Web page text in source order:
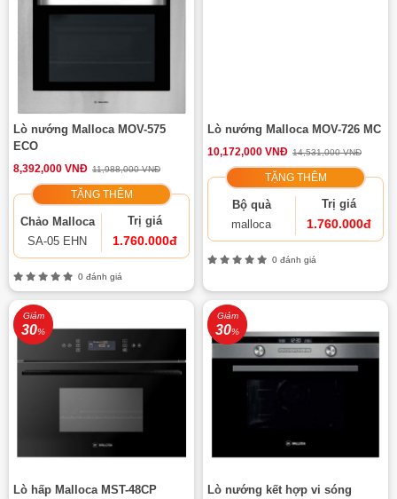
Lò nướng Malloca MOV-575
ECO
8,392,000 VNĐ 11,988,000 VNĐ
TẶNG THÊM
Chảo Malloca
SA-05 EHN
Trị giá
1.760.000đ
0 đánh giá
Lò nướng Malloca MOV-726 MC
10,172,000 VNĐ 14,531,000 VNĐ
TẶNG THÊM
Bộ quà
malloca
Trị giá
1.760.000đ
0 đánh giá
Giảm
30%
Lò hấp Malloca MST-48CP
Giảm
30%
Lò nướng kết hợp vi sóng